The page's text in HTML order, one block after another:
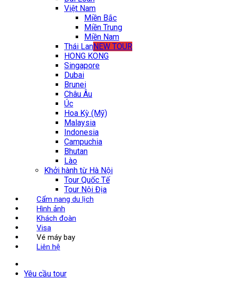
Việt Nam
Miền Bắc
Miền Trung
Miền Nam
Thái LanNEW TOUR
HONG KONG
Singapore
Dubai
Brunei
Châu Âu
Úc
Hoa Kỳ (Mỹ)
Malaysia
Indonesia
Campuchia
Bhutan
Lào
Khởi hành từ Hà Nội
Tour Quốc Tế
Tour Nội Địa
Cẩm nang du lịch
Hình ảnh
Khách đoàn
Visa
Vé máy bay
Liên hệ
Yêu cầu tour